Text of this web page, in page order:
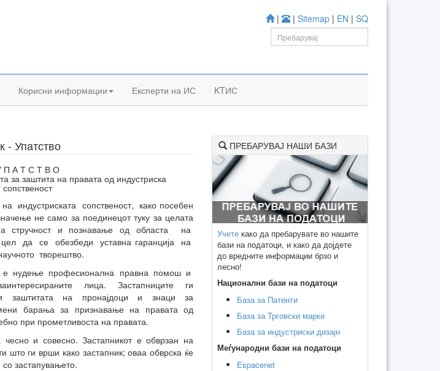
| | Sitemap | EN | SQ
Корисни информации Експерти на ИС KTИС
- Упатство
П А Т С Т В О
за заштита на правата од индустриска
сопственост
индустриската сопственост, како посебен
не само за поединецот туку за целата
стручност и познавање од областа на
цел да се обезбеди уставна гаранција на
творештво.
е нудење професионална правна помош и
лица. Застапниците ги
заштитата на пронајдоци и знаци за
барања за признавање на правата од
при прометливоста на правата.
и совесно. Застапникот е обврзан на
што ги врши како застапник; оваа обврска ќе
застапувањето.
ПРЕБАРУВАЈ НАШИ БАЗИ
Учете како да пребарувате во нашите
бази на податоци, и како да дојдете
до вредните информации брзо и
лесно!
Национални бази на податоци
База за Патенти
База за Трговски марки
База за индустриски дизајн
Меѓународни бази на податоци
Espacenet